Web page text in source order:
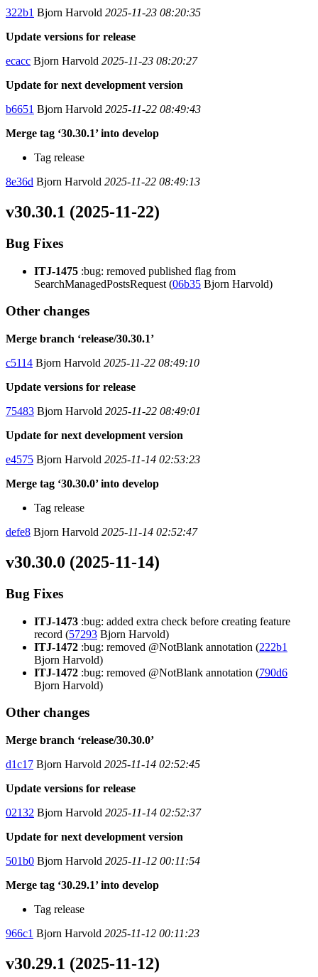
322b1 Bjorn Harvold 2025-11-23 08:20:35
Update versions for release
ecacc Bjorn Harvold 2025-11-23 08:20:27
Update for next development version
b6651 Bjorn Harvold 2025-11-22 08:49:43
Merge tag ‘30.30.1’ into develop
Tag release
8e36d Bjorn Harvold 2025-11-22 08:49:13
v30.30.1 (2025-11-22)
Bug Fixes
ITJ-1475 :bug: removed published flag from
SearchManagedPostsRequest (06b35 Bjorn Harvold)
Other changes
Merge branch ‘release/30.30.1’
c5114 Bjorn Harvold 2025-11-22 08:49:10
Update versions for release
75483 Bjorn Harvold 2025-11-22 08:49:01
Update for next development version
e4575 Bjorn Harvold 2025-11-14 02:53:23
Merge tag ‘30.30.0’ into develop
Tag release
defe8 Bjorn Harvold 2025-11-14 02:52:47
v30.30.0 (2025-11-14)
Bug Fixes
ITJ-1473 :bug: added extra check before creating feature
record (57293 Bjorn Harvold)
ITJ-1472 :bug: removed @NotBlank annotation (222b1
Bjorn Harvold)
ITJ-1472 :bug: removed @NotBlank annotation (790d6
Bjorn Harvold)
Other changes
Merge branch ‘release/30.30.0’
d1c17 Bjorn Harvold 2025-11-14 02:52:45
Update versions for release
02132 Bjorn Harvold 2025-11-14 02:52:37
Update for next development version
501b0 Bjorn Harvold 2025-11-12 00:11:54
Merge tag ‘30.29.1’ into develop
Tag release
966c1 Bjorn Harvold 2025-11-12 00:11:23
v30.29.1 (2025-11-12)